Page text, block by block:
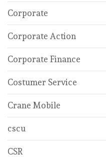
Corporate
Corporate Action
Corporate Finance
Costumer Service
Crane Mobile
cscu
CSR